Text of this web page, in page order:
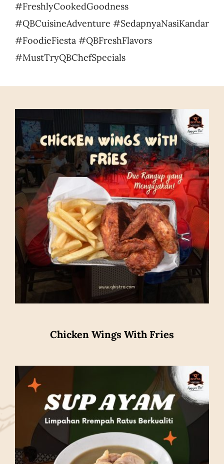
#FreshlyCookedGoodness
#QBCuisineAdventure #SedapnyaNasiKandar
#FoodieFiesta #QBFreshFlavors
#MustTryQBChefSpecials
Chicken Wings With Fries